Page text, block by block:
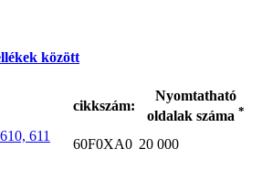
között
cikkszám:
Nyomtatható
oldalak száma *
611
60F0XA0 20 000